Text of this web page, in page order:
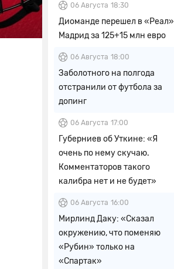
06 Августа 18:30
Диоманде перешел в «Реал»
Мадрид за 125+15 млн евро
06 Августа 18:00
Заболотного на полгода
отстранили от футбола за
допинг
06 Августа 17:00
Губерниев об Уткине: «Я
очень по нему скучаю.
Комментаторов такого
калибра нет и не будет»
06 Августа 16:00
Мирлинд Даку: «Сказал
окружению, что поменяю
«Рубин» только на
«Спартак»